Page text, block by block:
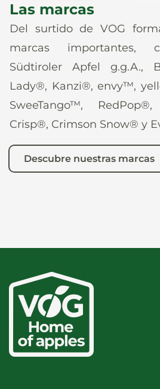
Las marcas
Del surtido de VOG
marcas importantes,
Südtiroler Apfel g.g.A.,
Lady®, Kanzi®, envy™,
SweeTango™,
Crisp®, Crimson Snow® y
Descubre nuestras marcas